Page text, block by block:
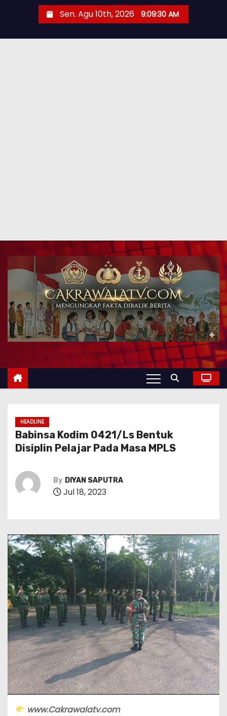
Sen. Agu 10th, 2026 9:09:31 AM
HEADLINE
Babinsa Kodim 0421/Ls Bentuk
Disiplin Pelajar Pada Masa MPLS
By DIYAN SAPUTRA
Jul 18, 2023
www.Cakrawalatv.com